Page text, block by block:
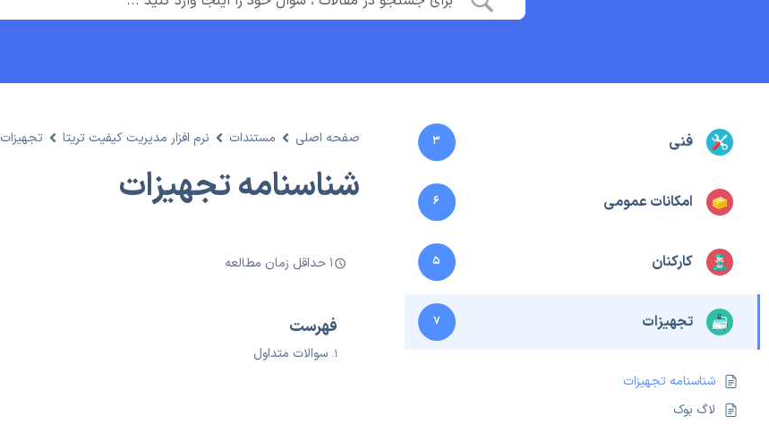
فنی 3
امکانات عمومی 6
کارکنان 5
تجهیزات 7
شناسنامه تجهیزات
لاگ بوک
صفحه اصلی مستندات نرم افزار مدیریت کیفیت تریتا تجهیزات
شناسنامه تجهیزات
1 حداقل زمان مطالعه
فهرست
سوالات متداول